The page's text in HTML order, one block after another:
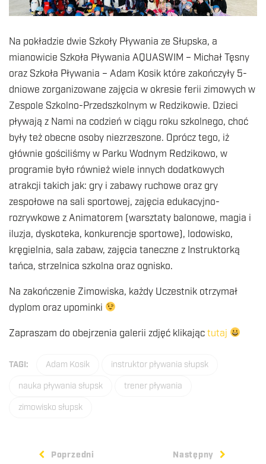
Na pokładzie dwie Szkoły Pływania ze Słupska, a
mianowicie Szkoła Pływania AQUASWIM – Michał Tęsny
oraz Szkoła Pływania – Adam Kosik które zakończyły 5-
dniowe zorganizowane zajęcia w okresie ferii zimowych w
Zespole Szkolno-Przedszkolnym w Redzikowie. Dzieci
pływają z Nami na codzień w ciągu roku szkolnego, choć
były też obecne osoby niezrzeszone. Oprócz tego, iż
głównie gościliśmy w Parku Wodnym Redzikowo, w
programie było również wiele innych dodatkowych
atrakcji takich jak: gry i zabawy ruchowe oraz gry
zespołowe na sali sportowej, zajęcia edukacyjno-
rozrywkowe z Animatorem (warsztaty balonowe, magia i
iluzja, dyskoteka, konkurencje sportowe), lodowisko,
kręgielnia, sala zabaw, zajęcia taneczne z Instruktorką
tańca, strzelnica szkolna oraz ognisko.
Na zakończenie Zimowiska, każdy Uczestnik otrzymał
dyplom oraz upominki
Zapraszam do obejrzenia galerii zdjęć klikająctutaj
TAGI: Adam Kosik
instruktor pływania słupsk
nauka pływania słupsk
trener pływania
zimowisko słupsk
Następny
Poprzedni